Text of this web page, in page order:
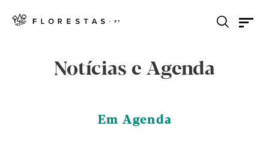
Notícias e Agenda
Em Agenda